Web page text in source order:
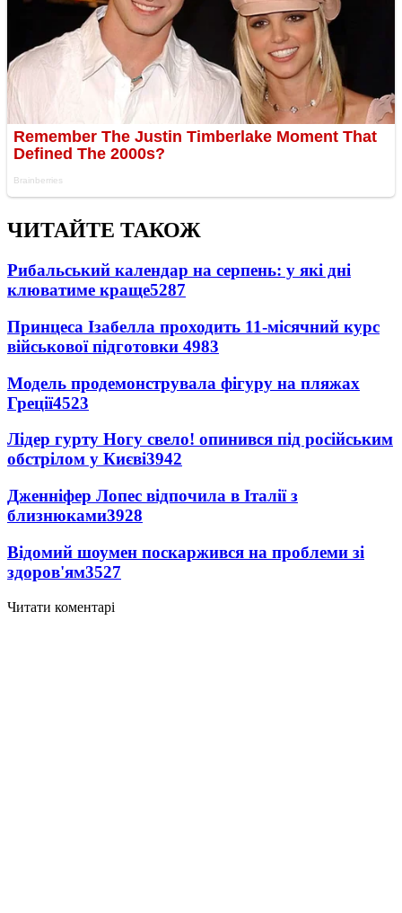
ЧИТАЙТЕ ТАКОЖ
Рибальський календар на серпень: у які дні
клюватиме краще5287
Принцеса Ізабелла проходить 11-місячний курс
військової підготовки 4983
Модель продемонструвала фігуру на пляжах
Греції4523
Лідер гурту Ногу свело! опинився під російським
обстрілом у Києві3942
Дженніфер Лопес відпочила в Італії з
близнюками3928
Відомий шоумен поскаржився на проблеми зі
здоров'ям3527
Читати коментарі